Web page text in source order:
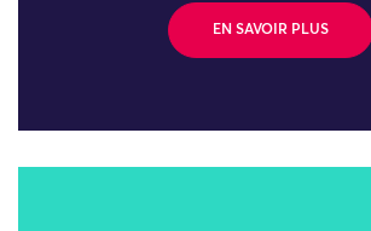
EN SAVOIR PLUS